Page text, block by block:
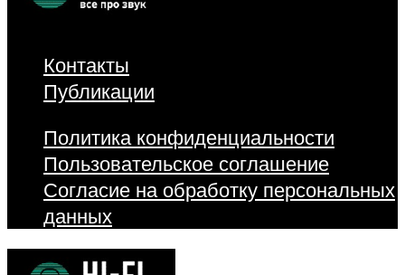
Контакты
Публикации
Политика конфиденциальности
Пользовательское соглашение
Согласие на обработку персональных
данных